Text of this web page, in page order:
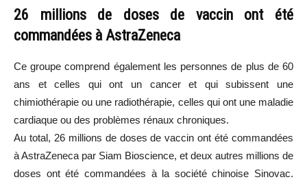
26 millions de doses de vaccin ont été
commandées à AstraZeneca
Ce groupe comprend également les personnes de plus de 60
ans et celles qui ont un cancer et qui subissent une
chimiothérapie ou une radiothérapie, celles qui ont une maladie
cardiaque ou des problèmes rénaux chroniques.
Au total, 26 millions de doses de vaccin ont été commandées
à AstraZeneca par Siam Bioscience, et deux autres millions de
doses ont été commandées à la société chinoise Sinovac.